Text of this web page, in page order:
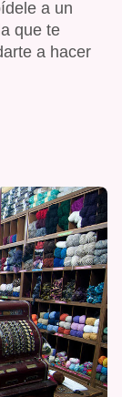
a un
que te
a hacer